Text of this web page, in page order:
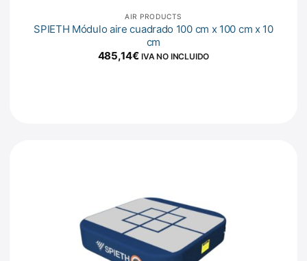
AIR PRODUCTS
SPIETH Módulo aire cuadrado 100 cm x 100 cm x 10
cm
485,14€ IVA NO INCLUIDO